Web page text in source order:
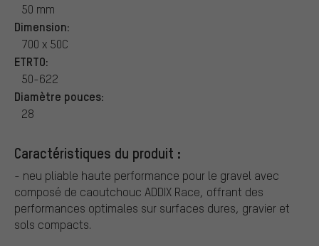
50 mm
Dimension:
700 x 50C
ETRTO:
50-622
Diamètre pouces:
28
Caractéristiques du produit :
- neu pliable haute performance pour le gravel avec
composé de caoutchouc ADDIX Race, offrant des
performances optimales sur surfaces dures, gravier et
sols compacts.